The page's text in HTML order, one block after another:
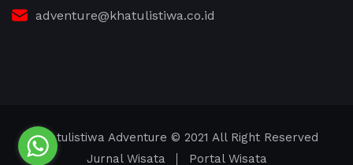
adventure@khatulistiwa.co.id
Khatulistiwa Adventure © 2021 All Right Reserved
Jurnal Wisata
Portal Wisata